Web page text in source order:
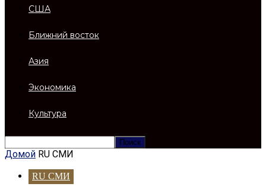
США
Ближний восток
Азия
Экономика
Культура
Домой RU СМИ
RU СМИ